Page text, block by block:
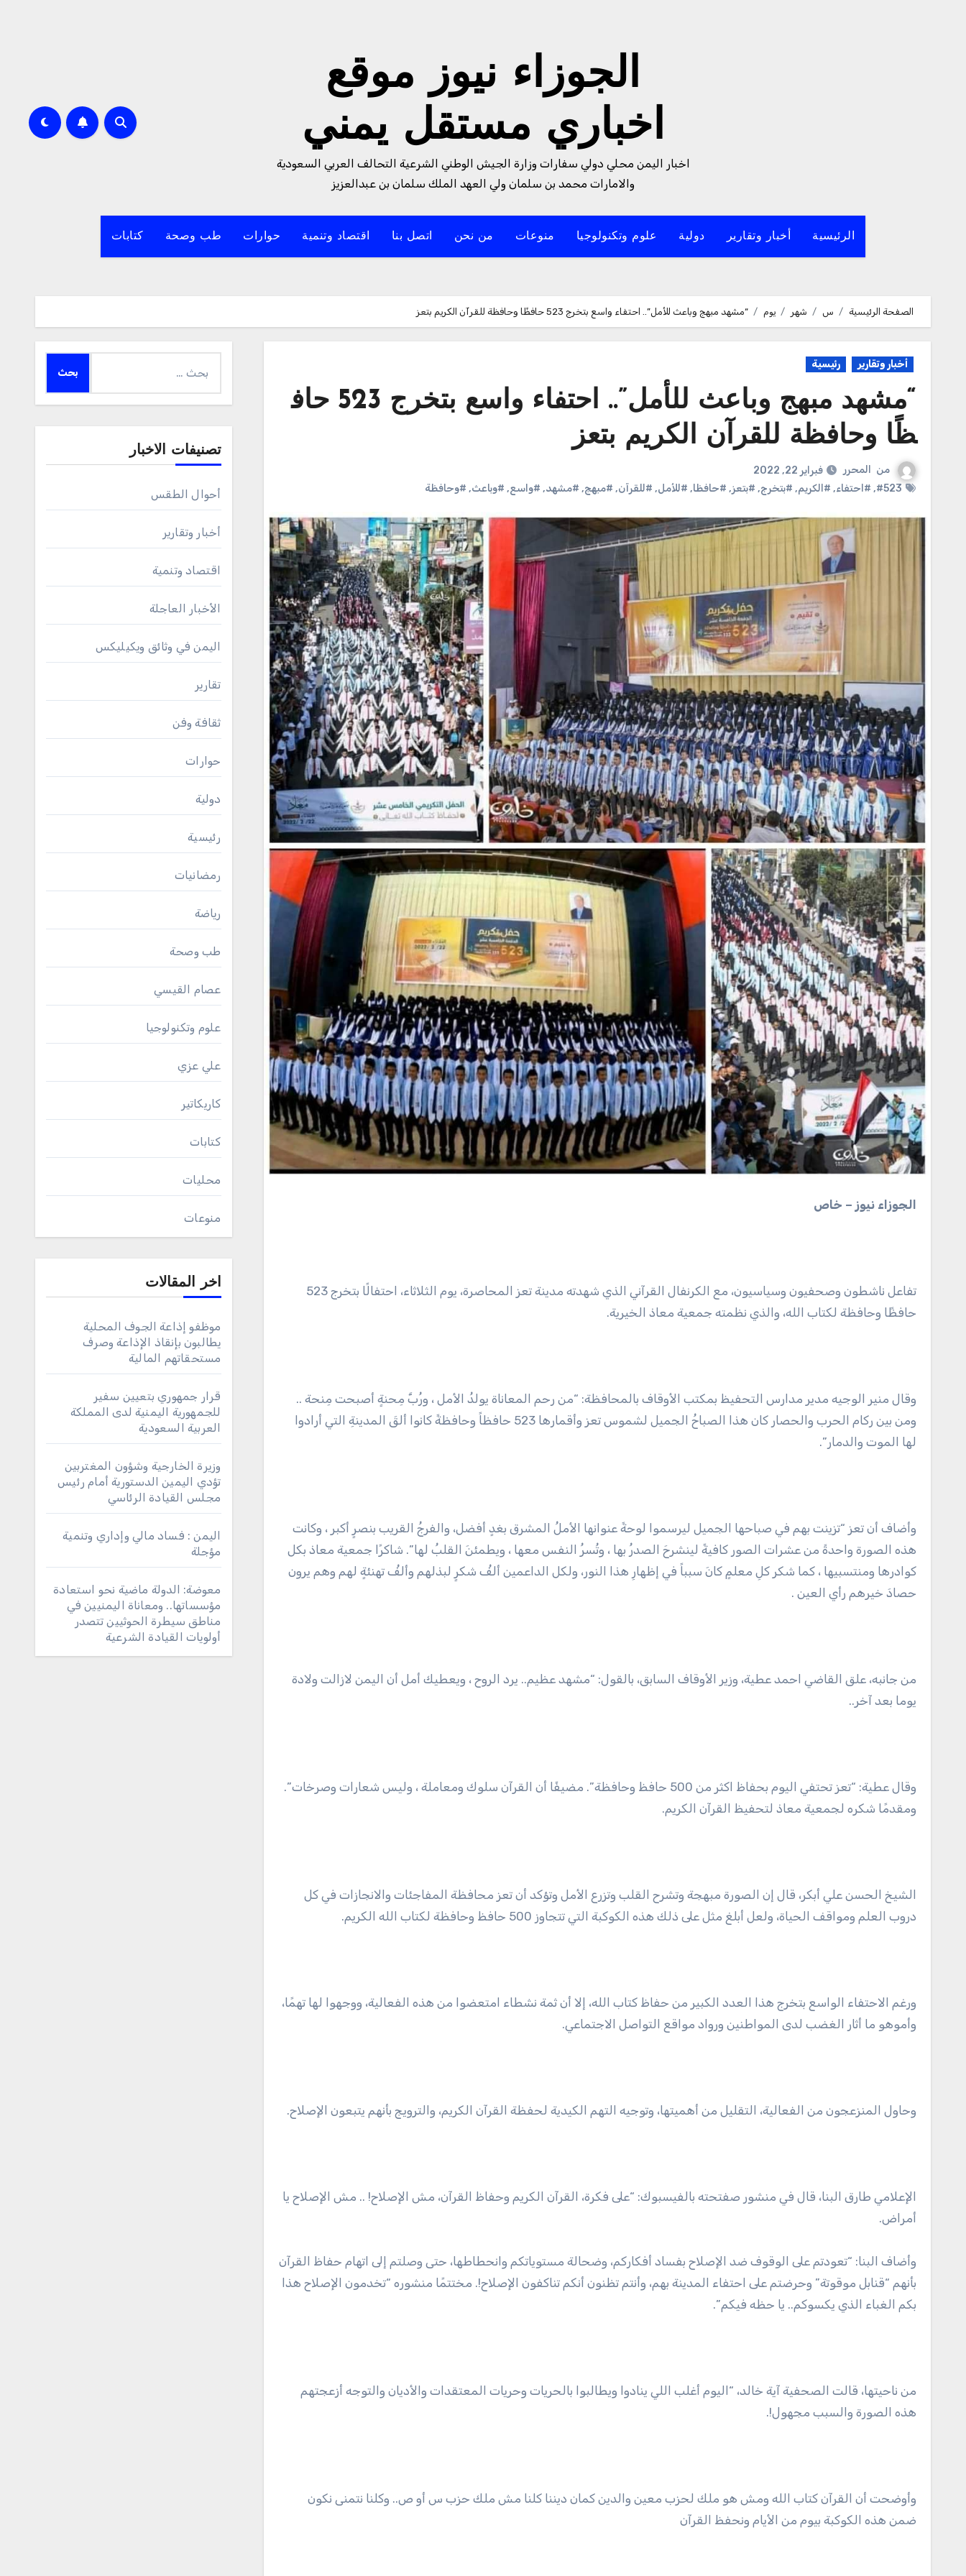
الجوزاء نيوز موقع
اخباري مستقل يمني
اخبار اليمن محلي دولي سفارات وزارة الجيش الوطني الشرعية التحالف العربي السعودية
والامارات محمد بن سلمان ولي العهد الملك سلمان بن عبدالعزيز
الرئيسية أخبار وتقارير دولية علوم وتكنولوجيا منوعات من نحن اتصل بنا اقتصاد وتنمية حوارات طب وصحة كتابات
الصفحة الرئيسية س شهر يوم “مشهد مبهج وباعث للأمل”.. احتفاء واسع بتخرج 523 حافظًا وحافظة للقرآن الكريم بتعز
أخبار وتقارير رئيسية
“مشهد مبهج وباعث للأمل”.. احتفاء واسع بتخرج 523 حاف
ظًا وحافظة للقرآن الكريم بتعز
من المحرر
فبراير 22, 2022
#523
, #احتفاء, #الكريم, #بتخرج, #بتعز, #حافظا, #للأمل, #للقرآن, #مبهج, #مشهد, #واسع, #وباعث, #وحافظة
الجوزاء نيوز – خاص
تفاعل ناشطون وصحفيون وسياسيون، مع الكرنفال القرآني الذي شهدته مدينة تعز المحاصرة، يوم الثلاثاء، احتفالًا بتخرج 523
حافظًا وحافظة لكتاب الله، والذي نظمته جمعية معاذ الخيرية.
وقال منير الوجيه مدير مدارس التحفيظ بمكتب الأوقاف بالمحافظة: “من رحم المعاناة يولدُ الأمل ، ورُبَّ مِحنةٍ أصبحت مِنحة ..
ومن بين ركام الحرب والحصار كان هذا الصباحُ الجميل لشموس تعز وأقمارها 523 حافظاً وحافظةً كانوا ألقَ المدينةِ التي أرادوا
لها الموت والدمار”.
وأضاف أن تعز “تزينت بهم في صباحها الجميل ليرسموا لوحةً عنوانها الأملُ المشرق بغدٍ أفضل، والفرجُ القريب بنصرٍ أكبر ، وكانت
هذه الصورة واحدةً من عشرات الصور كافيةً لينشرحَ الصدرُ بها ، وتُسرُ النفس معها ، ويطمئنَ القلبُ لها”. شاكرًا جمعية معاذ بكل
كوادرها ومنتسبيها ، كما شكر كلِ معلمٍ كانَ سبباً في إظهارِ هذا النور، ولكل الداعمين ألفُ شكرٍ لبذلهم وألفُ تهنئةٍ لهم وهم يرون
حصادَ خيرهم رأي العين .
من جانبه، علق القاضي احمد عطية، وزير الأوقاف السابق، بالقول: “مشهد عظيم.. يرد الروح ، ويعطيك أمل أن اليمن لازالت ولادة
يوما بعد آخر..
وقال عطية: “تعز تحتفي اليوم بحفاظ اكثر من 500 حافظ وحافظة”. مضيفًا أن القرآن سلوك ومعاملة ، وليس شعارات وصرخات”.
ومقدمًا شكره لجمعية معاذ لتحفيظ القرآن الكريم.
الشيخ الحسن علي أبكر، قال إن الصورة مبهجة وتشرح القلب وتزرع الأمل وتؤكد أن تعز محافظة المفاجئات والانجازات في كل
دروب العلم ومواقف الحياة، ولعل أبلغ مثل على ذلك هذه الكوكبة التي تتجاوز 500 حافظ وحافظة لكتاب الله الكريم.
ورغم الاحتفاء الواسع بتخرج هذا العدد الكبير من حفاظ كتاب الله، إلا أن ثمة نشطاء امتعضوا من هذه الفعالية، ووجهوا لها تهمًا،
وأموهو ما أثار الغضب لدى المواطنين ورواد مواقع التواصل الاجتماعي.
وحاول المنزعجون من الفعالية، التقليل من أهميتها، وتوجيه التهم الكيدية لحفظة القرآن الكريم، والترويج بأنهم يتبعون الإصلاح.
الإعلامي طارق البنا، قال في منشور صفتحته بالفيسبوك: “على فكرة، القرآن الكريم وحفاظ القرآن، مش الإصلاح! .. مش الإصلاح يا
أمراض.
وأضاف البنا: “تعودتم على الوقوف ضد الإصلاح بفساد أفكاركم، وضحالة مستوياتكم وانحطاطها، حتى وصلتم إلى اتهام حفاظ القرآن
بأنهم “قنابل موقوتة” وحرضتم على احتفاء المدينة بهم، وأنتم تظنون أنكم تناكفون الإصلاح!. مختتمًا منشوره “تخدمون الإصلاح هذا
بكم الغباء الذي يكسوكم.. يا حظه فيكم”.
من ناحيتها، قالت الصحفية آية خالد، “اليوم أغلب اللي ينادوا ويطالبوا بالحريات وحريات المعتقدات والأديان والتوجه أزعجتهم
هذه الصورة والسبب مجهول!.
وأوضحت أن القرآن كتاب الله ومش هو ملك لحزب معين والدين كمان ديننا كلنا مش ملك حزب س أو ص.. وكلنا نتمنى نكون
ضمن هذه الكوكبة بيوم من الأيام ونحفظ القرآن
عن:
تصنيفات الاخبار
أحوال الطقس
أخبار وتقارير
اقتصاد وتنمية
الأخبار العاجلة
اليمن في وثائق ويكيليكس
تقارير
ثقافة وفن
حوارات
دولية
رئيسية
رمضانيات
رياضة
طب وصحة
عصام القيسي
علوم وتكنولوجيا
علي عزي
كاريكاتير
كتابات
محليات
منوعات
اخر المقالات
موظفو إذاعة الجوف المحلية
يطالبون بإنقاذ الإذاعة وصرف
مستحقاتهم المالية
قرار جمهوري بتعيين سفير
للجمهورية اليمنية لدى المملكة
العربية السعودية
وزيرة الخارجية وشؤون المغتربين
تؤدي اليمين الدستورية أمام رئيس
مجلس القيادة الرئاسي
اليمن : فساد مالي وإداري وتنمية
مؤجلة
معوضة: الدولة ماضية نحو استعادة
مؤسساتها.. ومعاناة اليمنيين في
مناطق سيطرة الحوثيين تتصدر
أولويات القيادة الشرعية